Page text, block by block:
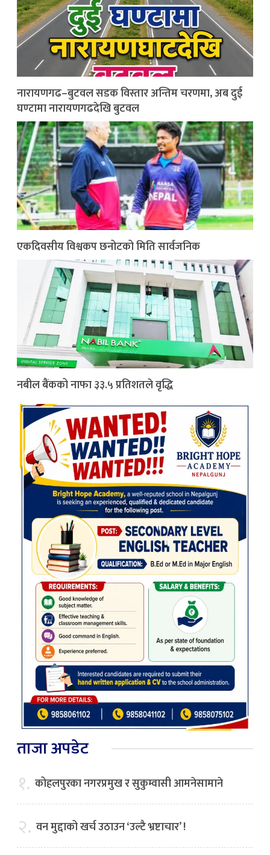
नारायणगढ–बुटवल सडक विस्तार अन्तिम चरणमा, अब दुई
घण्टामा नारायणगढदेखि बुटवल
एकदिवसीय विश्वकप छनोटको मिति सार्वजनिक
नबील बैंकको नाफा ३३.५ प्रतिशतले वृद्धि
ताजा अपडेट
१. कोहलपुरका नगरप्रमुख र सुकुम्वासी आमनेसामाने
२. वन मुद्दाको खर्च उठाउन ‘उल्टै भ्रष्टाचार’ !